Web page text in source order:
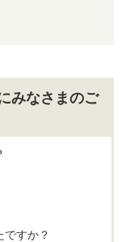
みなさまのご
ですか？